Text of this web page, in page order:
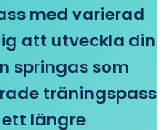
med varierad
att utveckla din
springas som
träningspass
längre